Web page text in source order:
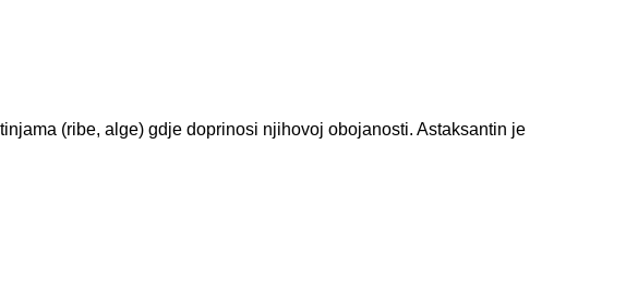
(ribe, alge) gdje doprinosi njihovoj obojanosti. Astaksantin je